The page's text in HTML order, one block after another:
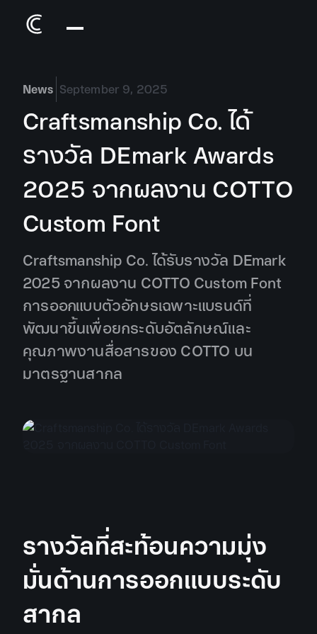
News September 9, 2025
Craftsmanship Co. ได้
รางวัล DEmark Awards
2025 จากผลงาน COTTO
Custom Font
Craftsmanship Co. ได้รับรางวัล DEmark
2025 จากผลงาน COTTO Custom Font
การออกแบบตัวอักษรเฉพาะแบรนด์ที่
พัฒนาขึ้นเพื่อยกระดับอัตลักษณ์และ
คุณภาพงานสื่อสารของ COTTO บน
มาตรฐานสากล
รางวัลที่สะท้อนความมุ่ง
มั่นด้านการออกแบบระดับ
สากล